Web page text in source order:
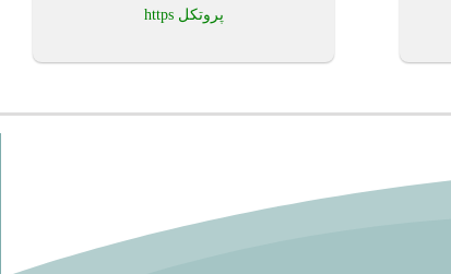
پروتکل https